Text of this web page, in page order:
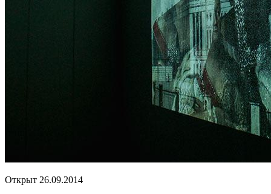
Открыт 26.09.2014